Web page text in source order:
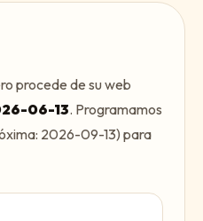
procede de su web
06-13. Programamos
2026-09-13) para